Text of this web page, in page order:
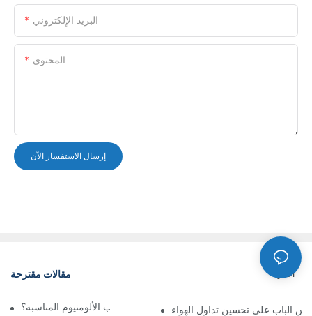
البريد الإلكتروني
المحتوى
إرسال الاستفسار الآن
مقالات مقترحة أخبار
كيف تختار شبكة تهوية باب الألومنيوم المناسبة؟الباب على تحسين تداول الهواء